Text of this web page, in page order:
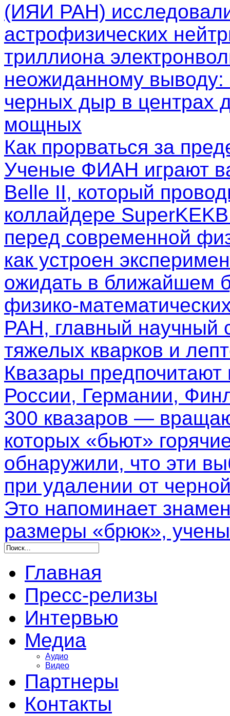
(ИЯИ РАН)
астрофизических
триллиона
неожиданному выводу:
черных дыр в центрах
мощных
Как прорваться за
Ученые ФИАН играют
Belle II, который
коллайдере
перед современной
как устроен
ожидать в ближайшем
физико-
РАН, главный научный
тяжелых кварков и
Квазары
России, Германии,
300 квазаров —
которых «бьют»
обнаружили, что эти
при удалении от
Это напоминает
размеры «брюк»,
Главная
Пресс-релизы
Интервью
Медиа
Аудио
Видео
Партнеры
Контакты